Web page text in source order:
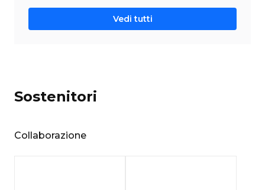
Vedi tutti
Sostenitori
Collaborazione